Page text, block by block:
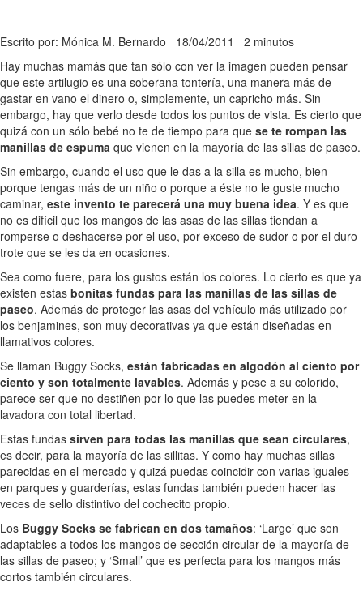
Escrito por: Mónica M. Bernardo 18/04/2011 2 minutos
Hay muchas mamás que tan sólo con ver la imagen pueden pensar
que este artilugio es una soberana tontería, una manera más de
gastar en vano el dinero o, simplemente, un capricho más. Sin
embargo, hay que verlo desde todos los puntos de vista. Es cierto que
quizá con un sólo bebé no te de tiempo para que se te rompan las
manillas de espuma que vienen en la mayoría de las sillas de paseo.
Sin embargo, cuando el uso que le das a la silla es mucho, bien
porque tengas más de un niño o porque a éste no le guste mucho
caminar, este invento te parecerá una muy buena idea. Y es que
no es difícil que los mangos de las asas de las sillas tiendan a
romperse o deshacerse por el uso, por exceso de sudor o por el duro
trote que se les da en ocasiones.
Sea como fuere, para los gustos están los colores. Lo cierto es que ya
existen estas bonitas fundas para las manillas de las sillas de
paseo. Además de proteger las asas del vehículo más utilizado por
los benjamines, son muy decorativas ya que están diseñadas en
llamativos colores.
Se llaman Buggy Socks, están fabricadas en algodón al ciento por
ciento y son totalmente lavables. Además y pese a su colorido,
parece ser que no destiñen por lo que las puedes meter en la
lavadora con total libertad.
Estas fundas sirven para todas las manillas que sean circulares,
es decir, para la mayoría de las sillitas. Y como hay muchas sillas
parecidas en el mercado y quizá puedas coincidir con varias iguales
en parques y guarderías, estas fundas también pueden hacer las
veces de sello distintivo del cochecito propio.
Los Buggy Socks se fabrican en dos tamaños: ‘Large’ que son
adaptables a todos los mangos de sección circular de la mayoría de
las sillas de paseo; y ‘Small’ que es perfecta para los mangos más
cortos también circulares.